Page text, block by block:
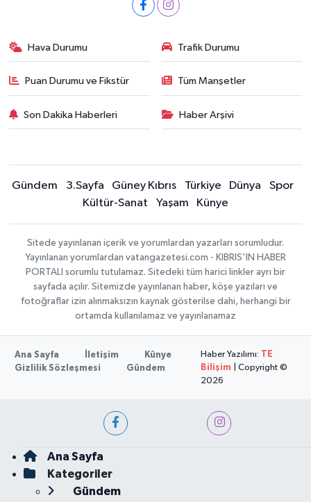
Hava Durumu Trafik Durumu
Puan Durumu ve Fikstür Tüm Manşetler
Son Dakika Haberleri Haber Arşivi
Gündem 3.Sayfa Güney Kıbrıs Türkiye Dünya
Spor
Kültür-Sanat
Yaşam Künye
Sitede yayınlanan içerik ve yorumlardan yazarları sorumludur.
Yayınlanan yorumlardan vatangazetesi.com - KIBRIS'IN HABER
PORTALI sorumlu tutulamaz. Sitedeki tüm harici linkler ayrı bir
sayfada açılır. Sitemizde yayınlanan haber, köşe yazıları ve
fotoğraflar izin alınmaksızın kaynak gösterilse dahi, herhangi bir
ortamda kullanılamaz ve yayınlanamaz
Ana Sayfa İletişim
Künye
Gizlilik Sözleşmesi
Gündem
Haber Yazılımı: TE
Bilişim | Copyright ©
2026
Ana Sayfa
Kategoriler
Gündem